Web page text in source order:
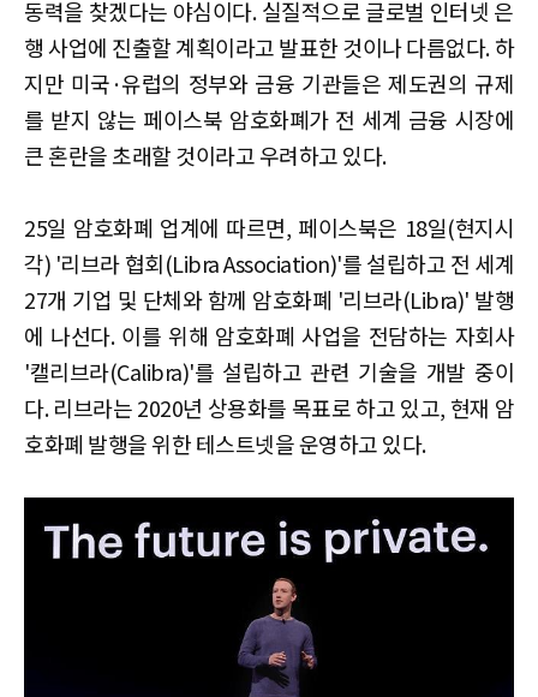
동력을 찾겠다는 야심이다. 실질적으로 글로벌 인터넷 은
행 사업에 진출할 계획이라고 발표한 것이나 다름없다. 하
지만 미국·유럽의 정부와 금융 기관들은 제도권의 규제
를 받지 않는 페이스북 암호화폐가 전 세계 금융 시장에
큰 혼란을 초래할 것이라고 우려하고 있다.
25일 암호화폐 업계에 따르면, 페이스북은 18일(현지시
각) '리브라 협회(Libra Association)'를 설립하고 전 세계
27개 기업 및 단체와 함께 암호화폐 '리브라(Libra)' 발행
에 나선다. 이를 위해 암호화폐 사업을 전담하는 자회사
'캘리브라(Calibra)'를 설립하고 관련 기술을 개발 중이
다. 리브라는 2020년 상용화를 목표로 하고 있고, 현재 암
호화폐 발행을 위한 테스트넷을 운영하고 있다.